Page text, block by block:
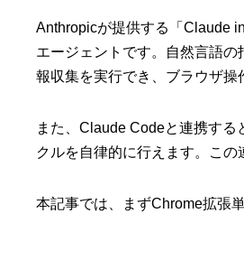
Anthropicが提供する「Claude
エージェントです。自然言語
報収集を実行でき、ブラウザ操
また、Claude Codeと連携する
クルを自律的に行えます。この
本記事では、まずChrome拡張